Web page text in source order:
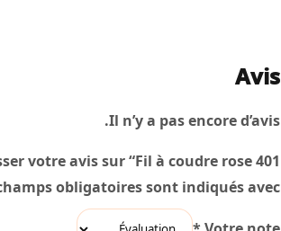
Avis
Il n’y a pas encore d’avis.
votre avis sur “Fil à coudre rose 401”
obligatoires sont indiqués avec